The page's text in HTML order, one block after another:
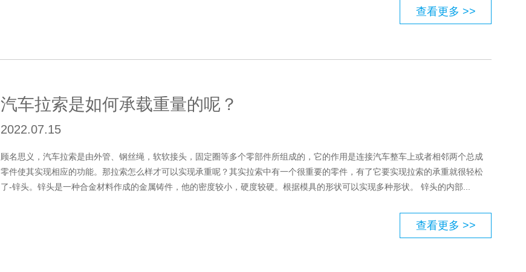
查看更多 >>
汽车拉索是如何承载重量的呢？
2022.07.15
顾名思义，汽车拉索是由外管、钢丝绳，软软接头，固定圈等多个零部件所组成的，它的作用是连接汽车整车上或者相邻两个总成
零件使其实现相应的功能。那拉索怎么样才可以实现承重呢？其实拉索中有一个很重要的零件，有了它要实现拉索的承重就很轻松
了-锌头。锌头是一种合金材料作成的金属铸件，他的密度较小，硬度较硬。根据模具的形状可以实现多种形状。 锌头的内部...
查看更多 >>